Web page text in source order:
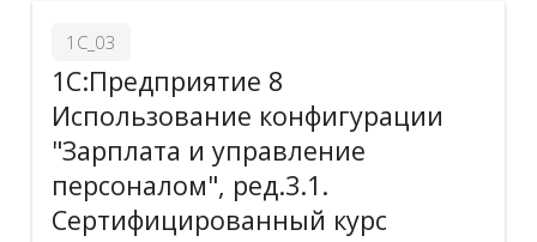
1С_03
1С:Предприятие 8
Использование конфигурации
"Зарплата и управление
персоналом", ред.3.1.
Сертифицированный курс